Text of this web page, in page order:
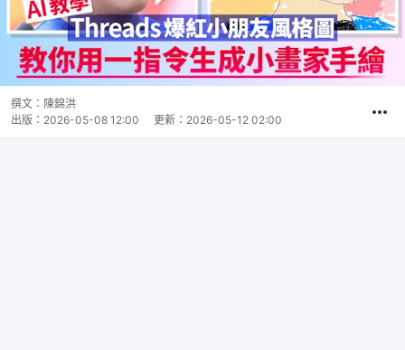
撰文： 陳錦洪
出版： 2026-05-08 12:00 更新： 2026-05-12 02:00